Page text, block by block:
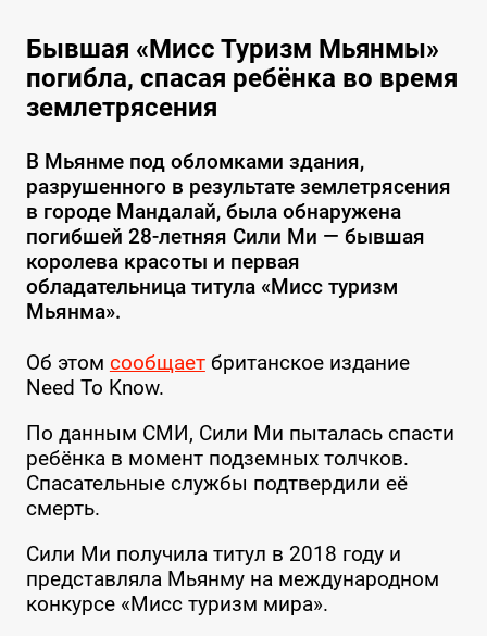
Бывшая «Мисс Туризм Мьянмы»
погибла, спасая ребёнка во время
землетрясения
В Мьянме под обломками здания,
разрушенного в результате землетрясения
в городе Мандалай, была обнаружена
погибшей 28-летняя Сили Ми — бывшая
королева красоты и первая
обладательница титула «Мисс туризм
Мьянма».
Об этом сообщаетбританское издание
Need To Know.
По данным СМИ, Сили Ми пыталась спасти
ребёнка в момент подземных толчков.
Спасательные службы подтвердили её
смерть.
Сили Ми получила титул в 2018 году и
представляла Мьянму на международном
конкурсе «Мисс туризм мира».